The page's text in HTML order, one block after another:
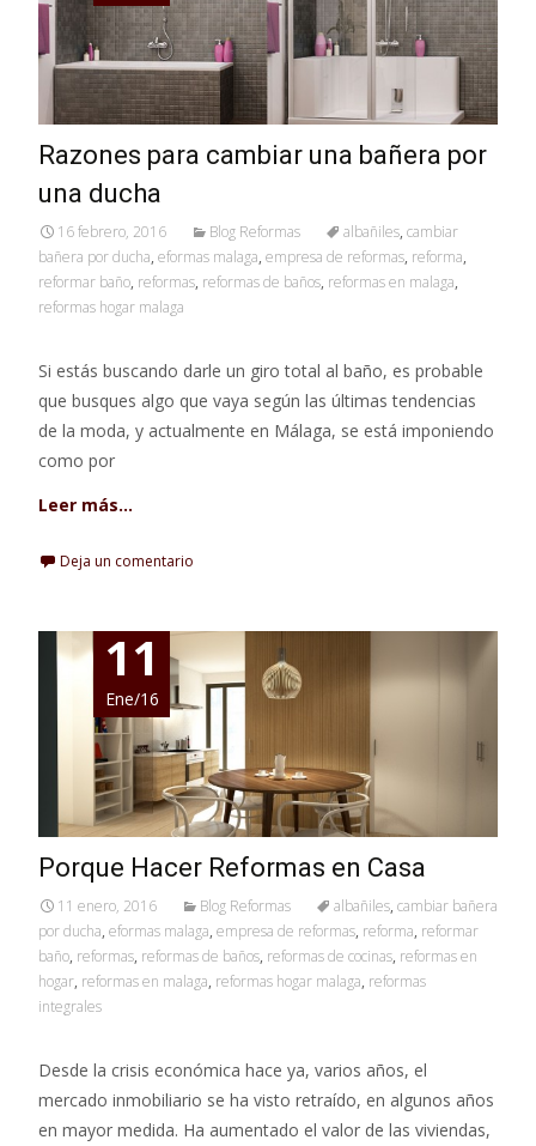
Razones para cambiar una bañera por
una ducha
16 febrero, 2016 Blog Reformas albañiles, cambiar
bañera por ducha, eformas malaga, empresa de reformas, reforma,
reformar baño, reformas, reformas de baños, reformas en malaga,
reformas hogar malaga
Si estás buscando darle un giro total al baño, es probable
que busques algo que vaya según las últimas tendencias
de la moda, y actualmente en Málaga, se está imponiendo
como por
Leer más…
Deja un comentario
11
Ene/16
Porque Hacer Reformas en Casa
11 enero, 2016 Blog Reformas albañiles, cambiar bañera
por ducha, eformas malaga, empresa de reformas, reforma, reformar
baño, reformas, reformas de baños, reformas de cocinas, reformas en
hogar, reformas en malaga, reformas hogar malaga, reformas
integrales
Desde la crisis económica hace ya, varios años, el
mercado inmobiliario se ha visto retraído, en algunos años
en mayor medida. Ha aumentado el valor de las viviendas,